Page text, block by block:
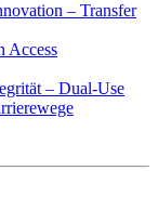
– Transfer
Access
– Dual-Use